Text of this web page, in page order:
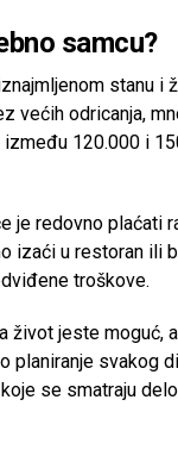
samcu?
stanu i
većih odricanja,
120.000 i
je redovno plaćati
izaći u restoran ili
troškove.
život jeste moguć,
planiranje svakog
se smatraju